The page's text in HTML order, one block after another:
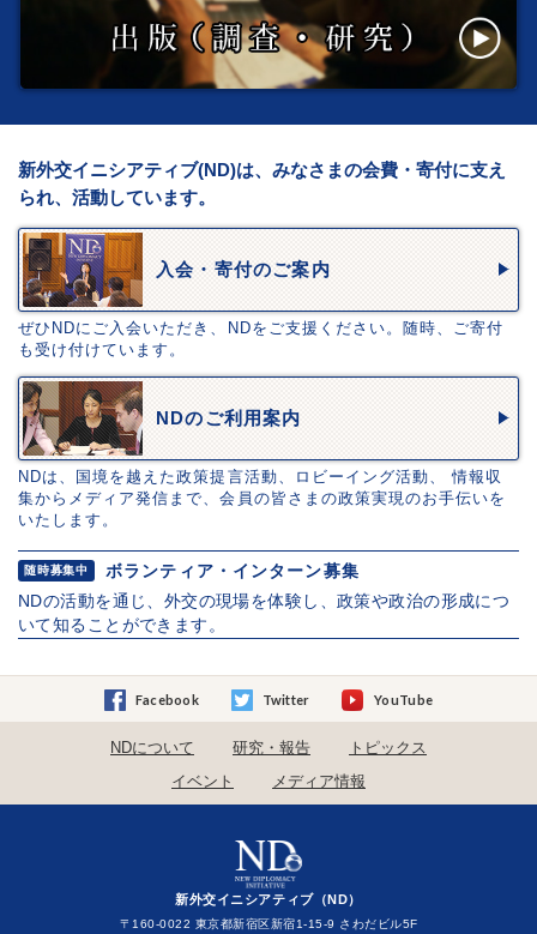
新外交イニシアティブ(ND)は、みなさまの会費・寄付に支え
られ、活動しています。
入会・寄付のご案内
ぜひNDにご入会いただき、NDをご支援ください。随時、ご寄付
も受け付けています。
NDのご利用案内
NDは、国境を越えた政策提言活動、ロビーイング活動、 情報収
集からメディア発信まで、会員の皆さまの政策実現のお手伝いを
いたします。
随時募集中
ボランティア・インターン募集
NDの活動を通じ、外交の現場を体験し、政策や政治の形成につ
いて知ることができます。
Facebook Twitter YouTube
NDについて 研究・報告
トピックス
イベント
メディア情報
新外交イニシアティブ（ND）
〒160-0022 東京都新宿区新宿1-15-9 さわだビル5F